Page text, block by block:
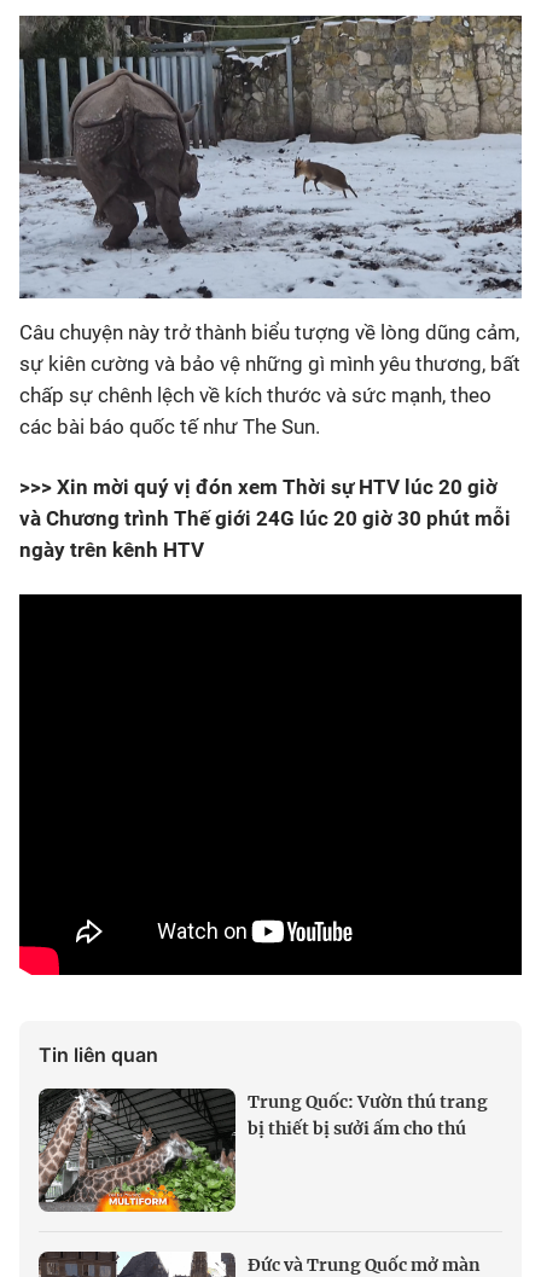
Câu chuyện này trở thành biểu tượng về lòng dũng cảm,
sự kiên cường và bảo vệ những gì mình yêu thương, bất
chấp sự chênh lệch về kích thước và sức mạnh, theo
các bài báo quốc tế như The Sun.
>>> Xin mời quý vị đón xem Thời sự HTV lúc 20 giờ
và Chương trình Thế giới 24G lúc 20 giờ 30 phút mỗi
ngày trên kênh HTV
Tin liên quan
Trung Quốc: Vườn thú trang
bị thiết bị sưởi ấm cho thú
Đức và Trung Quốc mở màn